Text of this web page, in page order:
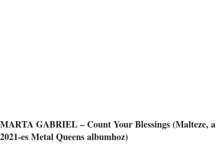
MARTA GABRIEL – Count Your Blessings (Malteze, a
2021-es Metal Queens albumhoz)